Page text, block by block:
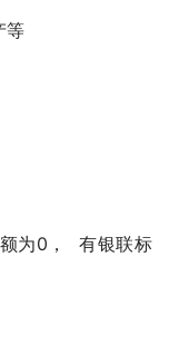
等
为0，  有银联标